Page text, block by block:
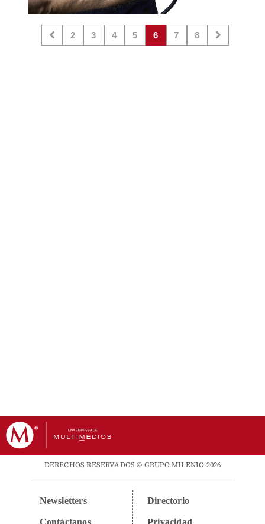
2 3 4 5 6 7 8
DERECHOS RESERVADOS © GRUPO MILENIO 2026
Newsletters
Contáctanos
Directorio
Privacidad